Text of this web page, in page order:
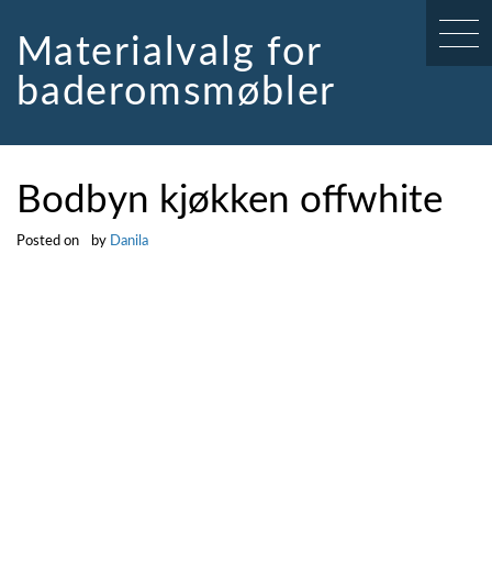
contentMaterialvalg for
baderomsmøbler
Bodbyn kjøkken offwhite
Posted on by Danila